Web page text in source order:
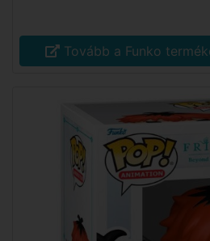
Tovább a Funko